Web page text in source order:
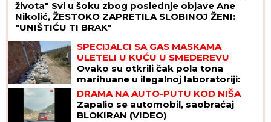
života" Svi u šoku zbog poslednje objave Ane
Nikolić, ŽESTOKO ZAPRETILA SLOBINOJ ŽENI:
"UNIŠTIĆU TI BRAK"
SPECIJALCI SA GAS MASKAMA
ULETELI U KUĆU U SMEDEREVU
Ovako su otkrili čak pola tona
marihuane u ilegalnoj laboratoriji:
Uhapšeno 6 osoba (FOTO, VIDEO)
DRAMA NA AUTO-PUTU KOD NIŠA
Zapalio se automobil, saobraćaj
BLOKIRAN (VIDEO)